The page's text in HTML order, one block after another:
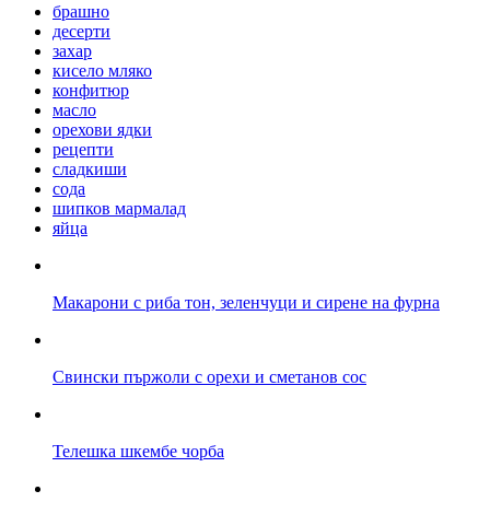
брашно
десерти
захар
кисело мляко
конфитюр
масло
орехови ядки
рецепти
сладкиши
сода
шипков мармалад
яйца
Макарони с риба тон, зеленчуци и сирене на фурна
Свински пържоли с орехи и сметанов сос
Телешка шкембе чорба